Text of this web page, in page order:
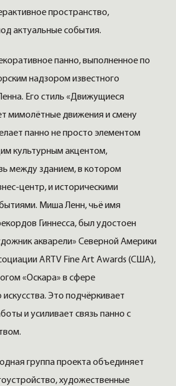
пространство,
актуальные события.
панно, выполненное по
надзором известного
Его стиль «Движущиеся
мимолётные движения и смену
панно не просто элементом
культурным акцентом,
между зданием, в котором
центр, и историческими
Миша Ленн, чьё имя
Гиннесса, был удостоен
акварели» Северной Америки
ARTV Fine Art Awards (США),
«Оскара» в сфере
Это подчёркивает
и усиливает связь панно с
группа проекта объединяет
художественные